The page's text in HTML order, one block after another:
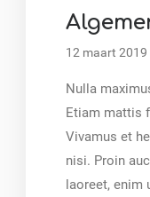
12 maart 2019
Nulla
Etiam mattis
Vivamus et
nisi. Proin
laoreet, enim